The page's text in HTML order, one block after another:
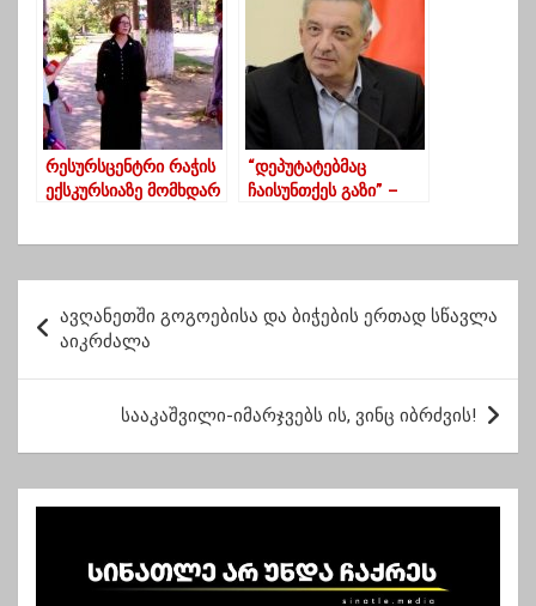
რომ მისი ფასი
ნულია”
გადავუარეთ
ფეხებით”
რესურსცენტრი რაჭის
ექსკურსიაზე მომხდარ
“დეპუტატებმაც
ჩაისუნთქეს გაზი” –
ო
ს
ი
ს
ავღანეთში გოგოებისა და ბიჭების ერთად სწავლა
აიკრძალა
სააკაშვილი-იმარჯვებს ის, ვინც იბრძვის!